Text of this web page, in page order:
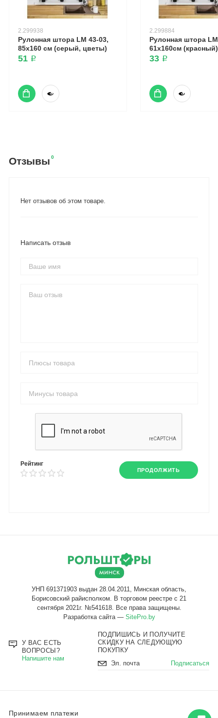
2.299938
Рулонная штора LM 43-03,
85х160 см (серый, цветы)
51 ₽
2.299884
Рулонная штора
61х160см (красный)
33 ₽
Отзывы 0
Нет отзывов об этом товаре.
Написать отзыв
Рейтинг
ПРОДОЛЖИТЬ
Разработка сайта — SitePro.by